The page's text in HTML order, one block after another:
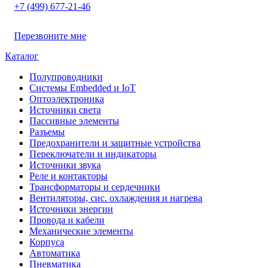
+7 (499) 677-21-46
Перезвоните мне
Каталог
Полупроводники
Системы Embedded и IoT
Oптоэлектроника
Источники света
Пассивные элементы
Разъeмы
Предохранители и защитные устройства
Переключатели и индикаторы
Источники звука
Реле и контакторы
Трансформаторы и сердечники
Вентиляторы, сис. охлаждения и нагрева
Источники энергии
Провода и кабели
Механические элементы
Корпуса
Автоматика
Пневматика